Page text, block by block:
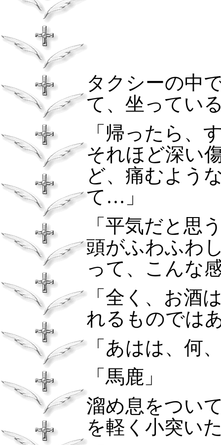
タクシーの中
て、坐ってい
「帰ったら、
それほど深い
ど、痛むよう
て…」
「平気だと思
頭がふわふわ
って、こんな
「全く、お酒
れるものでは
「あはは、何
「馬鹿」
溜め息をつい
を軽く小突い